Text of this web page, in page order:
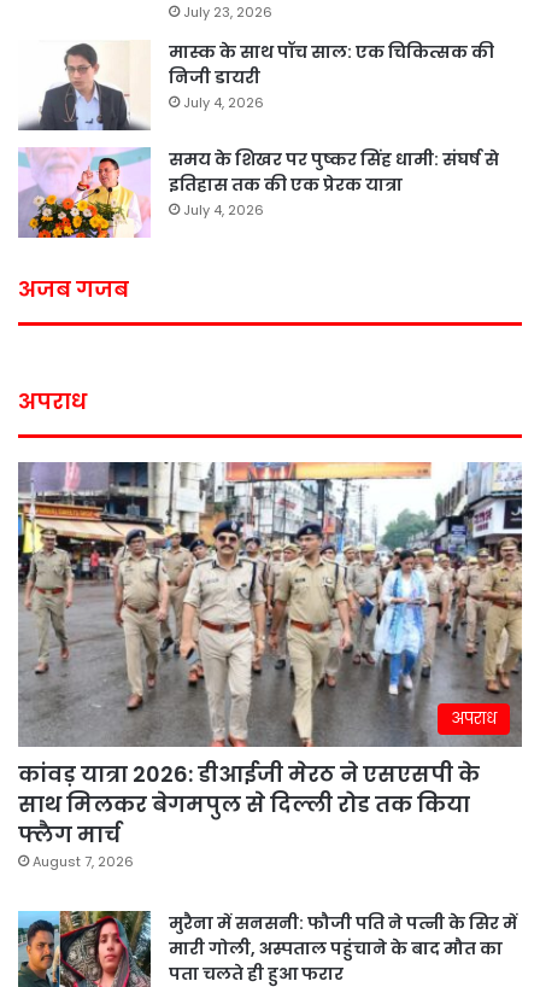
July 23, 2026
मास्क के साथ पॉच साल: एक चिकित्सक की
निजी डायरी
July 4, 2026
समय के शिखर पर पुष्कर सिंह धामी: संघर्ष से
इतिहास तक की एक प्रेरक यात्रा
July 4, 2026
अजब गजब
अपराध
अपराध
कांवड़ यात्रा 2026: डीआईजी मेरठ ने एसएसपी के
साथ मिलकर बेगमपुल से दिल्ली रोड तक किया
फ्लैग मार्च
August 7, 2026
मुरैना में सनसनी: फौजी पति ने पत्नी के सिर में
मारी गोली, अस्पताल पहुंचाने के बाद मौत का
पता चलते ही हुआ फरार